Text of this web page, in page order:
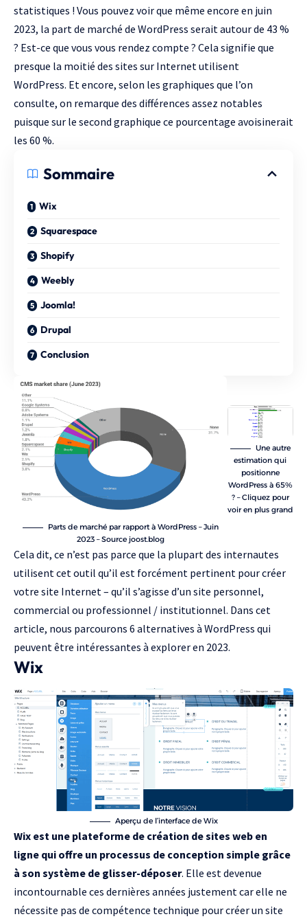
statistiques ! Vous pouvez voir que même encore en juin
2023, la part de marché de WordPress serait autour de 43 %
? Est-ce que vous vous rendez compte ? Cela signifie que
presque la moitié des sites sur Internet utilisent
WordPress. Et encore, selon les graphiques que l’on
consulte, on remarque des différences assez notables
puisque sur le second graphique ce pourcentage avoisinerait
les 60 %.
Sommaire
Wix
Squarespace
Shopify
Weebly
Joomla!
Drupal
Conclusion
Parts de marché par rapport à WordPress – Juin
2023 – Source joost.blog
Une autre
estimation qui
positionne
WordPress à 65%
? – Cliquez pour
voir en plus grand
Cela dit, ce n’est pas parce que la plupart des internautes
utilisent cet outil qu’il est forcément pertinent pour créer
votre site Internet – qu’il s’agisse d’un site personnel,
commercial ou professionnel / institutionnel. Dans cet
article, nous parcourons 6 alternatives à WordPress qui
peuvent être intéressantes à explorer en 2023.
Wix
Aperçu de l’interface de Wix
Wix est une plateforme de création de sites web en
ligne qui offre un processus de conception simple grâce
à son système de glisser-déposer. Elle est devenue
incontournable ces dernières années justement car elle ne
nécessite pas de compétence technique pour créer un site